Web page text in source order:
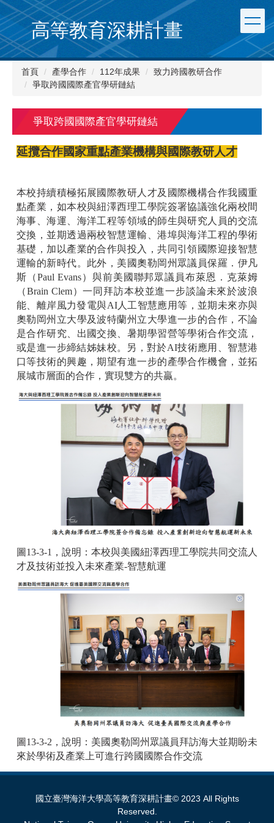
跳
到
主
要
內
高等教育深耕計畫
首頁 產學合作 112年成果
致力跨國教研合作
爭取跨國國際產官學研鏈結
爭取跨國國際產官學研鏈結
延攬合作國家重點產業機構與國際教研人才
本校持續積極拓展國際教研人才及國際機構合作我國重
點產業，如本校與紐澤西理工學院簽署協議強化兩校間
海事、海運、海洋工程等領域的師生與研究人員的交流
交換，並期透過兩校智慧運輸、港埠與海洋工程的學術
基礎，加以產業的合作與投入，共同引領國際迎接智慧
運輸的新時代。此外，美國奧勒岡州眾議員保羅．伊凡
斯（Paul Evans）與前美國聯邦眾議員布萊恩．克萊姆
（Brain Clem）一同拜訪本校並進一步談論未來於波浪
能、離岸風力發電與AI人工智慧應用等，並期未來亦與
奧勒岡州立大學及波特蘭州立大學進一步的合作，不論
是合作研究、出國交換、暑期學習營等學術合作交流，
或是進一步締結姊妹校。另，對於AI技術應用、智慧港
口等技術的興趣，期望有進一步的產學合作機會，並拓
展城市層面的合作，實現雙方的共贏。
圖13-3-1，說明：本校與美國紐澤西理工學院共同交流人
才及技術並投入未來產業-智慧航運
圖13-3-2，說明：美國奧勒岡州眾議員拜訪海大並期盼未
來於學術及產業上可進行跨國國際合作交流
國立臺灣海洋大學高等教育深耕計畫© 2023 All Rights
Reserved.